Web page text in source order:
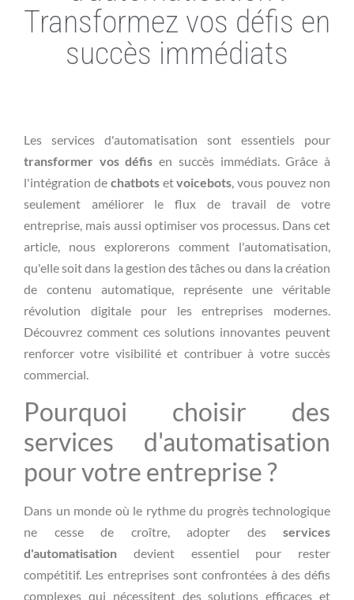
Transformez vos défis en
succès immédiats
Les services d'automatisation sont essentiels pour
transformer vos défis en succès immédiats. Grâce à
l'intégration de chatbotsetvoicebots, vous pouvez non
seulement améliorer le flux de travail de votre
entreprise, mais aussi optimiser vos processus. Dans cet
article, nous explorerons comment l'automatisation,
qu'elle soit dans la gestion des tâches ou dans la création
de contenu automatique, représente une véritable
révolution digitale pour les entreprises modernes.
Découvrez comment ces solutions innovantes peuvent
renforcer votre visibilité et contribuer à votre succès
commercial.
Pourquoi choisir des
services d'automatisation
pour votre entreprise ?
Dans un monde où le rythme du progrès technologique
ne cesse de croître, adopter des services
d'automatisation devient essentiel pour rester
compétitif. Les entreprises sont confrontées à des défis
complexes qui nécessitent des solutions efficaces et